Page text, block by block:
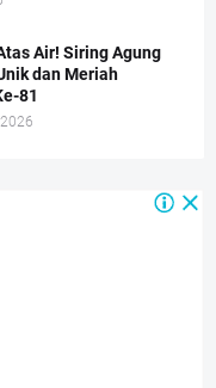
Air! Siring Agung
dan Meriah
81